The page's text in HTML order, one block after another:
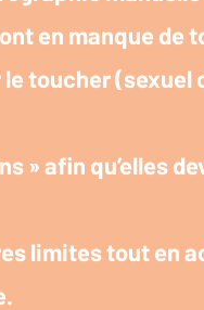
en manque de
toucher (sexuel
» afin qu’elles
limites tout en